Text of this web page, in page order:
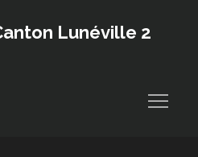
Lunéville 2